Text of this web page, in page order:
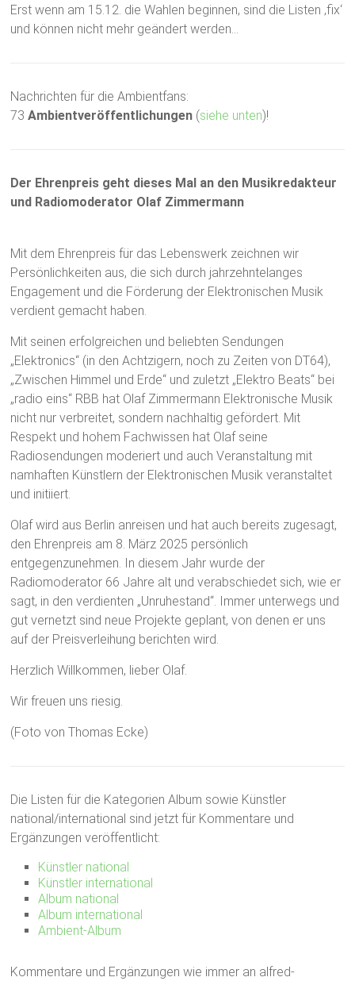
Erst wenn am 15.12. die Wahlen beginnen, sind die Listen ‚fix‘
und können nicht mehr geändert werden…
Nachrichten für die Ambientfans:
73Ambientveröffentlichungen (siehe unten)!
Der Ehrenpreis geht dieses Mal an den Musikredakteur
und Radiomoderator Olaf Zimmermann
Mit dem Ehrenpreis für das Lebenswerk zeichnen wir
Persönlichkeiten aus, die sich durch jahrzehntelanges
Engagement und die Förderung der Elektronischen Musik
verdient gemacht haben.
Mit seinen erfolgreichen und beliebten Sendungen
„Elektronics“ (in den Achtzigern, noch zu Zeiten von DT64),
„Zwischen Himmel und Erde“ und zuletzt „Elektro Beats“ bei
„radio eins“ RBB hat Olaf Zimmermann Elektronische Musik
nicht nur verbreitet, sondern nachhaltig gefördert. Mit
Respekt und hohem Fachwissen hat Olaf seine
Radiosendungen moderiert und auch Veranstaltung mit
namhaften Künstlern der Elektronischen Musik veranstaltet
und initiiert.
Olaf wird aus Berlin anreisen und hat auch bereits zugesagt,
den Ehrenpreis am 8. März 2025 persönlich
entgegenzunehmen. In diesem Jahr wurde der
Radiomoderator 66 Jahre alt und verabschiedet sich, wie er
sagt, in den verdienten „Unruhestand“. Immer unterwegs und
gut vernetzt sind neue Projekte geplant, von denen er uns
auf der Preisverleihung berichten wird.
Herzlich Willkommen, lieber Olaf.
Wir freuen uns riesig.
(Foto von Thomas Ecke)
Die Listen für die Kategorien Album sowie Künstler
national/international sind jetzt für Kommentare und
Ergänzungen veröffentlicht:
Künstler national
Künstler international
Album national
Album international
Ambient-Album
Kommentare und Ergänzungen wie immer an alfred-